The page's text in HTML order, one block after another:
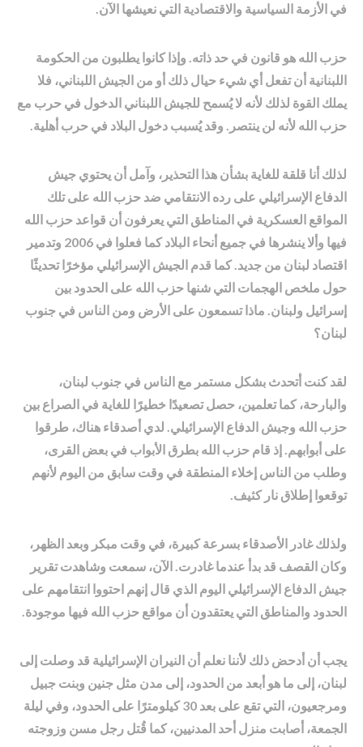
في الأزمة السياسية والاقتصادية التي نعيشها الآن.
حزب الله هو قانون في حد ذاته. وإذا كانوا يطلبون من الحكومة
اللبنانية أن تفعل أي شيء حيال ذلك أو من الجيش اللبناني، فلا
يملك القوة لذلك لأنه لا يُسمح للجيش اللبناني الدخول في حرب مع
حزب الله لأنه لن ينتصر. وقد يُسبب دخول البلاد في حرب أهلية.
لذلك أنا قلقة للغاية بشأن هذا التحذير، وآمل أن يحتوي جيش
الدفاع الإسرائيلي على رده الانتقامي ضد حزب الله على تلك
المواقع العسكرية في المناطق التي يعرفون أن قواعد حزب الله
فيها وألا ينشرها في جميع أنحاء البلاد كما فعلوا في 2006 وتدمير
اقتصاد لبنان من جديد. كما قدم الجيش الإسرائيلي مؤخرًا تحديثًا
حول ملخص الهجمات التي شنها حزب الله على الحدود بين
إسرائيل ولبنان. ماذا تسمعون على الأرض ومن الناس في جنوب
لبنان؟
لقد كنت أتحدث بشكل مستمر مع الناس في جنوب لبنان،
والبارحة، كما تعلمين، حصل تصعيدًا خطيرًا للغاية في الصراع بين
حزب الله وجيش الدفاع الإسرائيلي. لدي أصدقاء هناك، طرقوا
على أبوابهم. إذ قام حزب الله بطرق الأبواب في بعض القرى،
وطلب من الناس إخلاء المنطقة في وقت سابق من اليوم لأنهم
توقعوا إطلاق نار كثيف.
ولذلك غادر الأصدقاء بسرعة كبيرة، في وقت مبكر وبعد الظهر،
وكان القصف قد بدأ عندما غادرت. الآن، سمعت وشاهدت تقرير
جيش الدفاع الإسرائيلي اليوم الذي قال إنهم احتووا انتقامهم على
الحدود والمناطق التي يعتقدون أن مواقع حزب الله فيها موجودة.
يجب أن أدحض ذلك لأننا نعلم أن النيران الإسرائيلية قد وصلت إلى
لبنان، إلى ما هو أبعد من الحدود، إلى مدن مثل جنين وبنت جبيل
ومرجعيون، التي تقع على بعد 30 كيلومترًا على الحدود، وفي ليلة
الجمعة، أصابت منزل أحد المدنيين، كما قُتل رجل مسن وزوجته